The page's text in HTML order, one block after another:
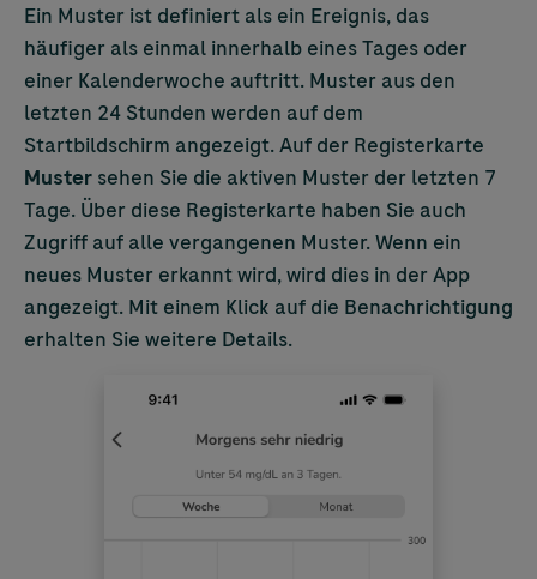
Ein Muster ist definiert als ein Ereignis, das
häufiger als einmal innerhalb eines Tages oder
einer Kalenderwoche auftritt. Muster aus den
letzten 24 Stunden werden auf dem
Startbildschirm angezeigt. Auf der Registerkarte
Muster sehen Sie die aktiven Muster der letzten 7
Tage. Über diese Registerkarte haben Sie auch
Zugriff auf alle vergangenen Muster. Wenn ein
neues Muster erkannt wird, wird dies in der App
angezeigt. Mit einem Klick auf die Benachrichtigung
erhalten Sie weitere Details.